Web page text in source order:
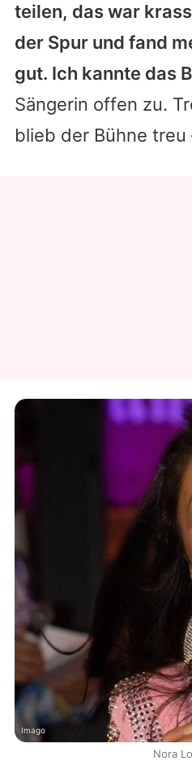
teilen, das war
der Spur und fand
gut. Ich kannte das
Sängerin offen zu.
blieb der Bühne treu
Imago
Nora